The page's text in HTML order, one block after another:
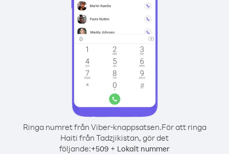
Ringa numret från Viber-knappsatsen.För att ringa
Haiti från Tadzjikistan, gör det
följande:+509 + Lokalt nummer